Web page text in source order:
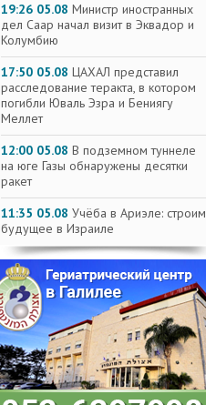
19:26 05.08 Министр иностранных
дел Саар начал визит в Эквадор и
Колумбию
17:50 05.08 ЦАХАЛ представил
расследование теракта, в котором
погибли Юваль Эзра и Бениягу
Меллет
12:00 05.08 В подземном туннеле
на юге Газы обнаружены десятки
ракет
11:35 05.08 Учёба в Ариэле: строим
будущее в Израиле